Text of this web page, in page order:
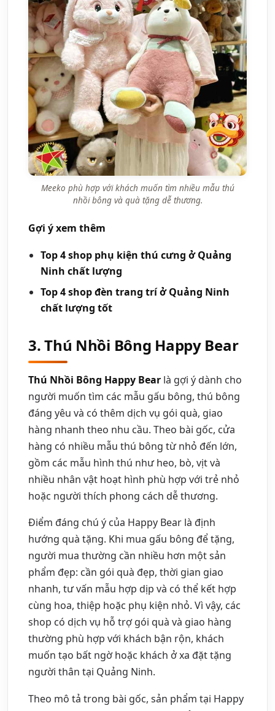
Meeko phù hợp với khách muốn tìm nhiều mẫu thú
nhồi bông và quà tặng dễ thương.
Gợi ý xem thêm
Top 4 shop phụ kiện thú cưng ở Quảng
Ninh chất lượng
Top 4 shop đèn trang trí ở Quảng Ninh
chất lượng tốt
3. Thú Nhồi Bông Happy Bear
Thú Nhồi Bông Happy Bear là gợi ý dành cho
người muốn tìm các mẫu gấu bông, thú bông
đáng yêu và có thêm dịch vụ gói quà, giao
hàng nhanh theo nhu cầu. Theo bài gốc, cửa
hàng có nhiều mẫu thú bông từ nhỏ đến lớn,
gồm các mẫu hình thú như heo, bò, vịt và
nhiều nhân vật hoạt hình phù hợp với trẻ nhỏ
hoặc người thích phong cách dễ thương.
Điểm đáng chú ý của Happy Bear là định
hướng quà tặng. Khi mua gấu bông để tặng,
người mua thường cần nhiều hơn một sản
phẩm đẹp: cần gói quà đẹp, thời gian giao
nhanh, tư vấn mẫu hợp dịp và có thể kết hợp
cùng hoa, thiệp hoặc phụ kiện nhỏ. Vì vậy, các
shop có dịch vụ hỗ trợ gói quà và giao hàng
thường phù hợp với khách bận rộn, khách
muốn tạo bất ngờ hoặc khách ở xa đặt tặng
người thân tại Quảng Ninh.
Theo mô tả trong bài gốc, sản phẩm tại Happy